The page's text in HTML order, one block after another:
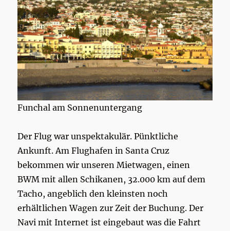
Funchal am Sonnenuntergang
Der Flug war unspektakulär. Pünktliche
Ankunft. Am Flughafen in Santa Cruz
bekommen wir unseren Mietwagen, einen
BWM mit allen Schikanen, 32.000 km auf dem
Tacho, angeblich den kleinsten noch
erhältlichen Wagen zur Zeit der Buchung. Der
Navi mit Internet ist eingebaut was die Fahrt